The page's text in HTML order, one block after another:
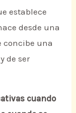
establece
desde una
concibe una
de ser
cuando